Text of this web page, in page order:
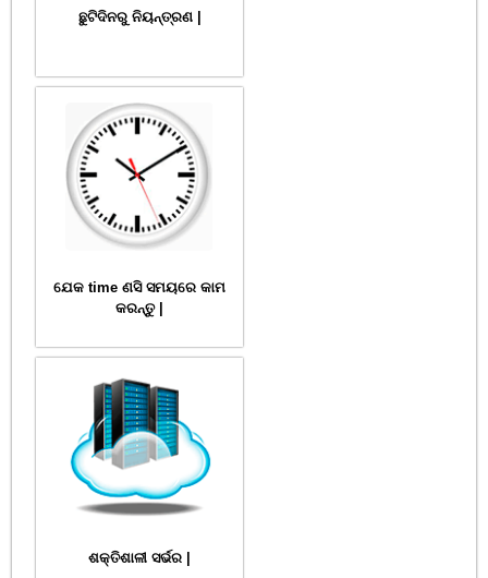
ଛୁଟିଦିନରୁ ନିୟନ୍ତ୍ରଣ |
ଯେକ time ଣସି ସମୟରେ କାମ
କରନ୍ତୁ |
ଶକ୍ତିଶାଳୀ ସର୍ଭର |